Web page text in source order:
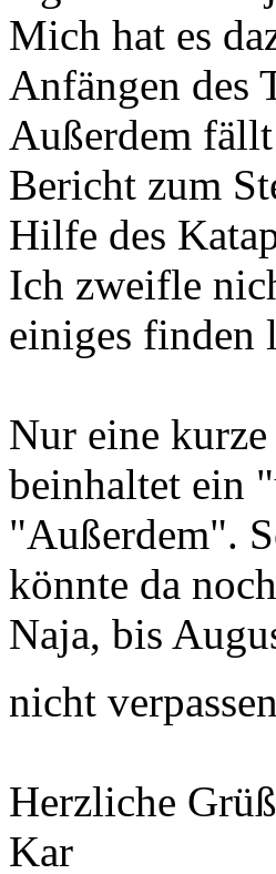
Mich hat es
Anfängen des
Außerdem
Bericht zum
Hilfe des
Ich zweifle
einiges finden
Nur eine
beinhaltet ein
"Außerdem".
könnte da
Naja, bis
nicht
Herzliche
Kar